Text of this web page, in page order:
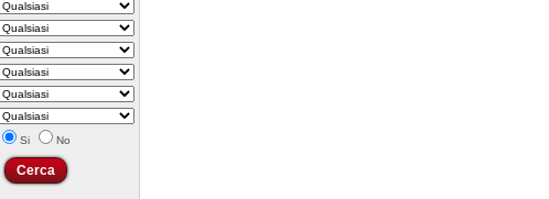
Si No